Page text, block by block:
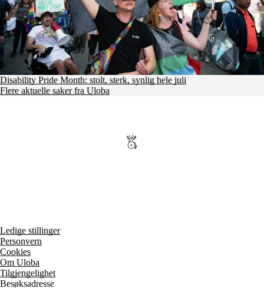
Disability Pride Month: stolt, sterk, synlig hele juli
Flere aktuelle saker fra Uloba
Ledige stillinger
Personvern
Cookies
Om Uloba
Tilgjengelighet
Besøksadresse